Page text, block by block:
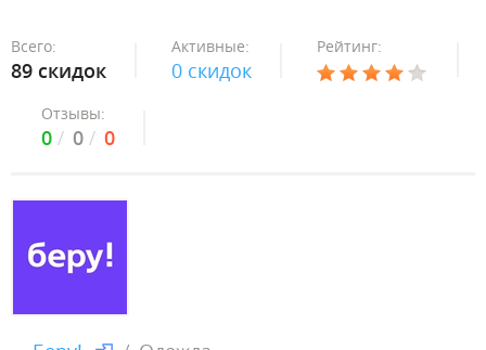
Всего:
89 скидок
Активные:
0 скидок
Рейтинг:
Отзывы:
0 0 0